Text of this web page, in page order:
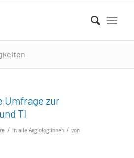
Umfrage zur
TI
/ inalle Angiolog:innen / von